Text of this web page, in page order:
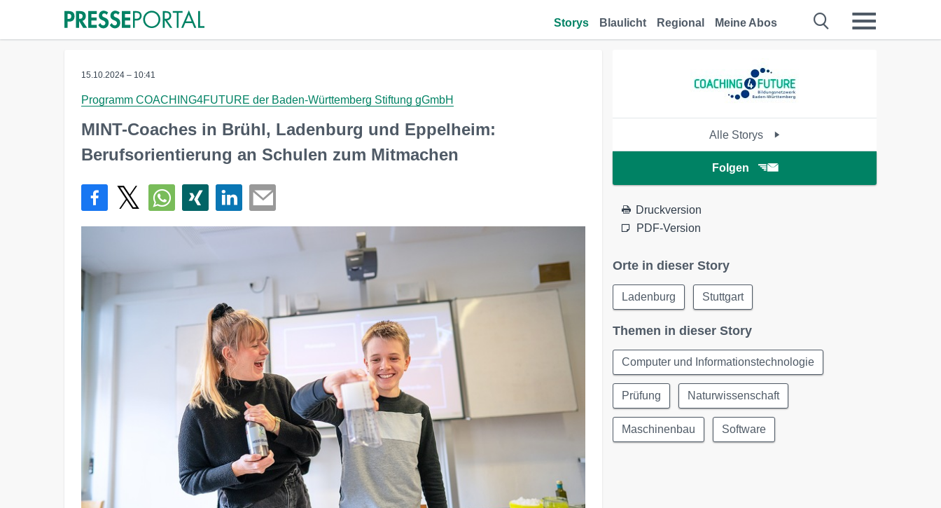
Storys Blaulicht Regional Meine Abos
15.10.2024 – 10:41
Programm COACHING4FUTURE der Baden-Württemberg Stiftung gGmbH
MINT-Coaches in Brühl, Ladenburg und Eppelheim:
Berufsorientierung an Schulen zum Mitmachen
Alle Storys
Folgen
Druckversion
PDF-Version
Orte in dieser Story
Ladenburg Stuttgart
Themen in dieser Story
Computer und Informationstechnologie
Prüfung Naturwissenschaft
Maschinenbau Software